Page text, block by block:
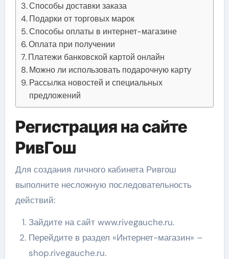
Способы доставки заказа
Подарки от торговых марок
Способы оплаты в интернет-магазине
Оплата при получении
Платежи банковской картой онлайн
Можно ли использовать подарочную карту
Рассылка новостей и специальных
предложений
Регистрация на сайте
РивГош
Для создания личного кабинета Ривгош
выполните несложную последовательность
действий:
Зайдите на сайт www.rivegauche.ru.
Перейдите в раздел «Интернет-магазин» –
shop.rivegauche.ru.